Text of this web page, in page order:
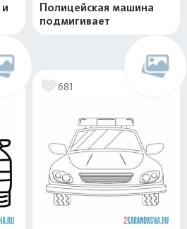
Полицейская машина
подмигивает
681